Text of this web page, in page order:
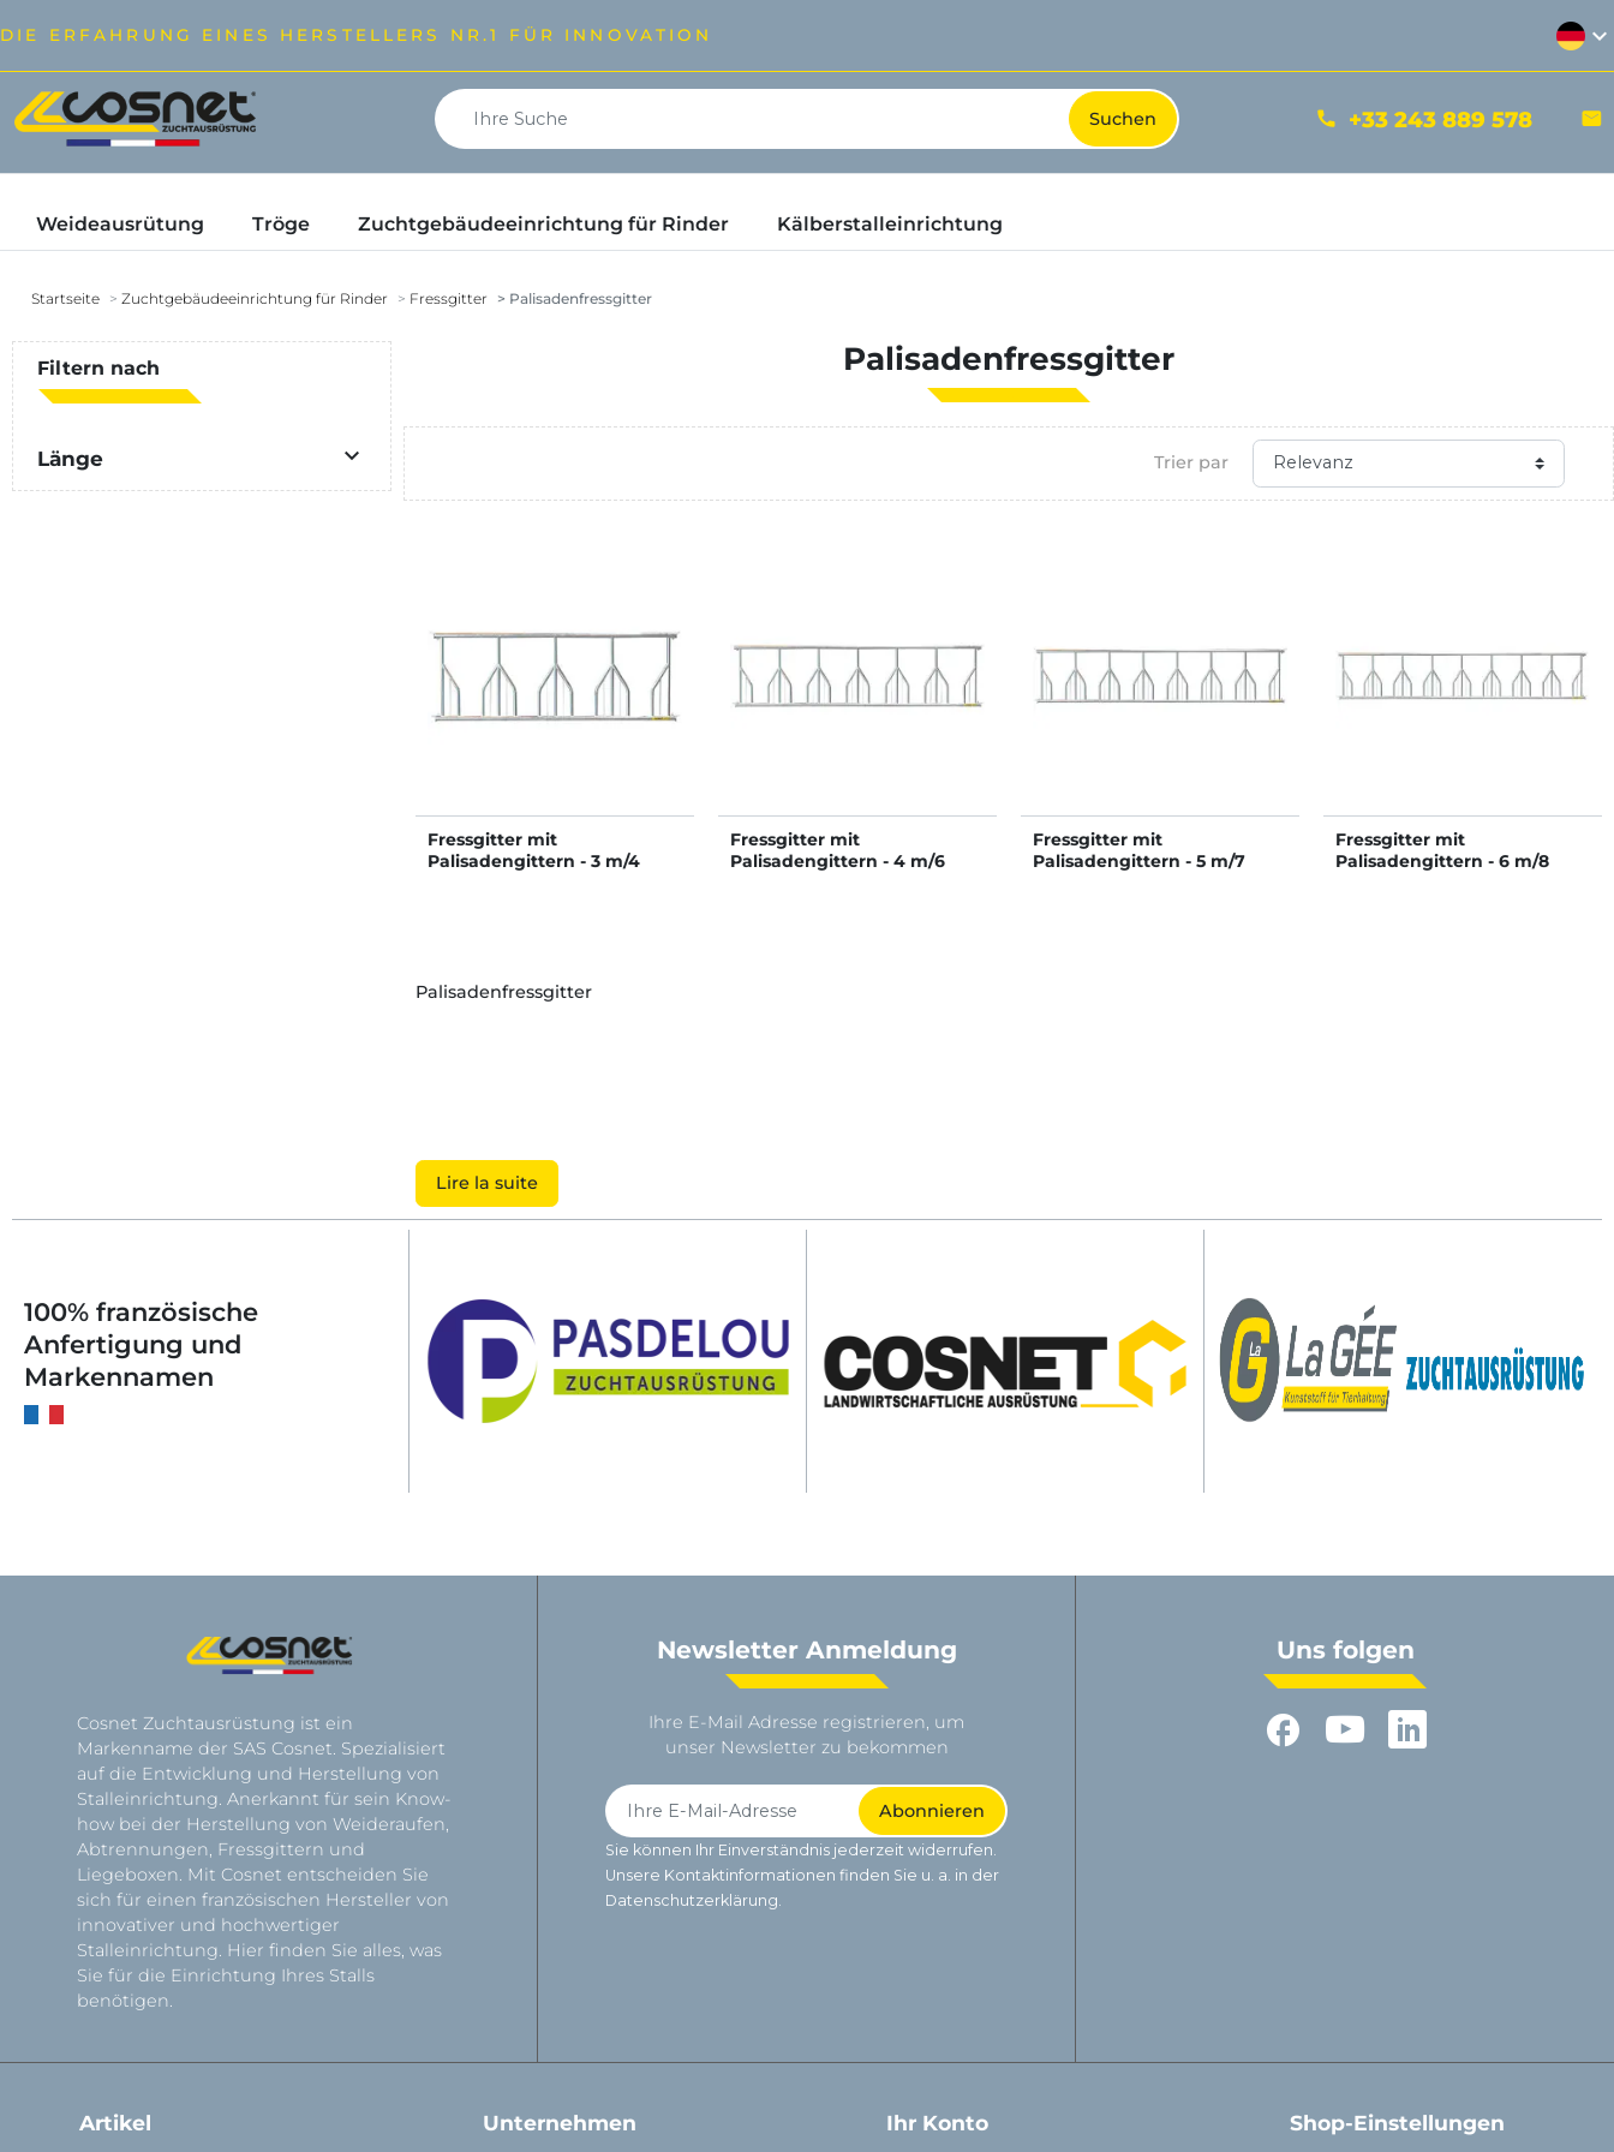
DIE ERFAHRUNG EINES HERSTELLERS NR.1 FÜR INNOVATION expand_more
phone +33 243 889 578 mail
Weideausrütung Tröge Zuchtgebäudeeinrichtung für Rinder Kälberstalleinrichtung
Startseite Zuchtgebäudeeinrichtung für Rinder Fressgitter Palisadenfressgitter
Filtern nach
Länge 
Palisadenfressgitter
Trier par
Fressgitter mit
Palisadengittern - 3 m/4
Fressgitter mit
Palisadengittern - 4 m/6
Fressgitter mit
Palisadengittern - 5 m/7
Fressgitter mit
Palisadengittern - 6 m/8
Palisadenfressgitter
Lire la suite
100% französische
Anfertigung und
Markennamen
Cosnet Zuchtausrüstung ist ein
Markenname der SAS Cosnet. Spezialisiert
auf die Entwicklung und Herstellung von
Stalleinrichtung. Anerkannt für sein Know-
how bei der Herstellung von Weideraufen,
Abtrennungen, Fressgittern und
Liegeboxen. Mit Cosnet entscheiden Sie
sich für einen französischen Hersteller von
innovativer und hochwertiger
Stalleinrichtung. Hier finden Sie alles, was
Sie für die Einrichtung Ihres Stalls
benötigen.
Newsletter Anmeldung
Ihre E-Mail Adresse registrieren, um
unser Newsletter zu bekommen
Sie können Ihr Einverständnis jederzeit widerrufen.
Unsere Kontaktinformationen finden Sie u. a. in der
Datenschutzerklärung.
Uns folgen
Artikel Unternehmen Ihr Konto Shop-Einstellungen